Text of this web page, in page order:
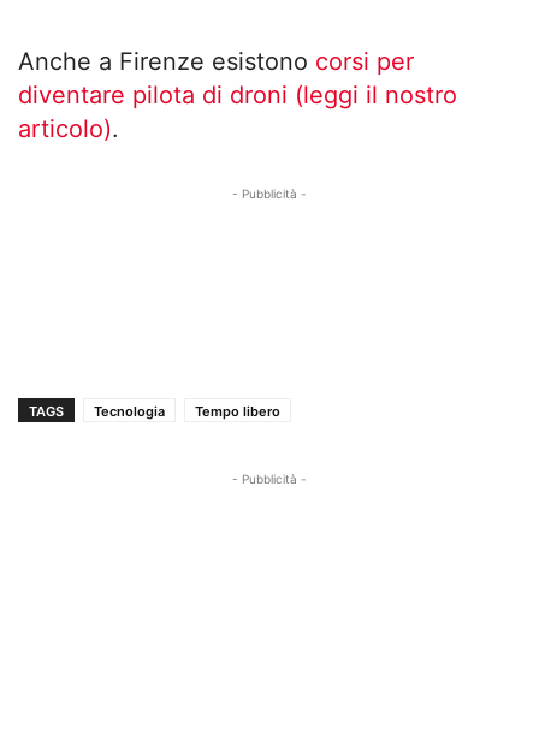
Anche a Firenze esistono corsi per
diventare pilota di droni (leggi il nostro
articolo).
- Pubblicità -
TAGS Tecnologia Tempo libero
- Pubblicità -